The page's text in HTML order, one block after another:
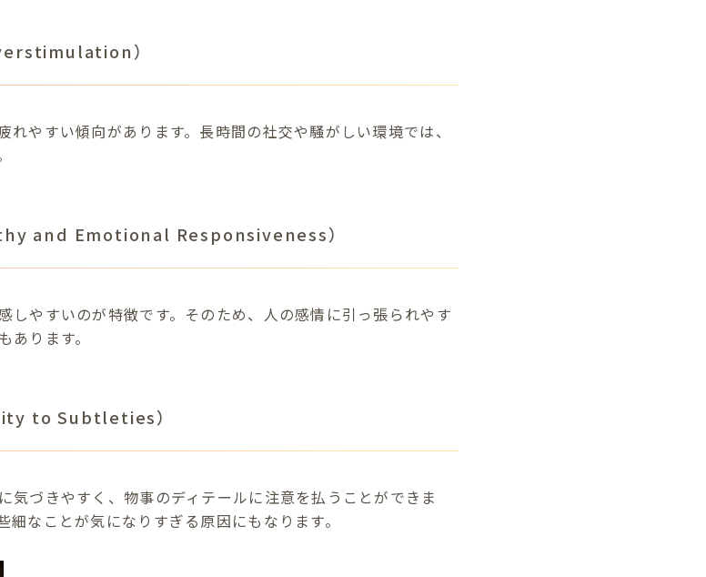
）
やすい傾向があります。長時間の社交や騒がしい環境では、
and Emotional Responsiveness）
しやすいのが特徴です。そのため、人の感情に引っ張られやす
ります。
to Subtleties）
気づきやすく、物事のディテールに注意を払うことができま
なことが気になりすぎる原因にもなります。